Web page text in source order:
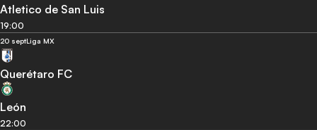
Atletico de San Luis
19:00
20 septLiga MX
Querétaro FC
León
22:00